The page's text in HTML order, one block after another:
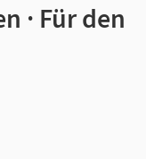
· Für den